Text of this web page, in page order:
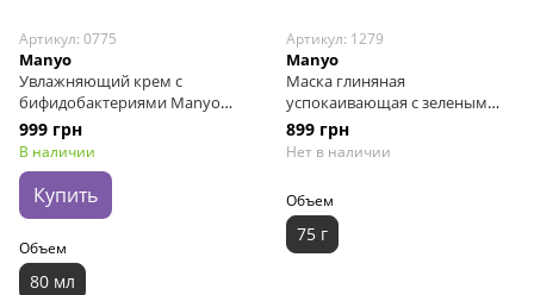
Артикул: 0775
Manyo
Увлажняющий крем с
бифидобактериями Manyo
Bifida Biome Aqua Barrier
Cream, 80 мл
999 грн
В наличии
Купить
Объем
80 мл
Артикул: 1279
Manyo
Маска глиняная
успокаивающая с зеленым
чаем Manyo Herb Green Cica
Pack, 75 мл
899 грн
Нет в наличии
Объем
75 г